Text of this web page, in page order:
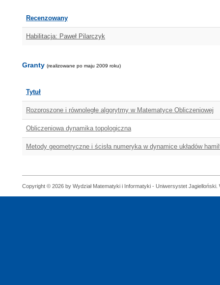
Recenzowany
Habilitacja: Paweł Pilarczyk
Granty (realizowane po maju 2009 roku)
Tytuł
Rozproszone i równoległe algorytmy w Matematyce Obliczeniowej
Obliczeniowa dynamika topologiczna
Metody geometryczne i ścisła numeryka w dynamice układów
Copyright © 2026 by Wydział Matematyki i Informatyki - Uniwersystet